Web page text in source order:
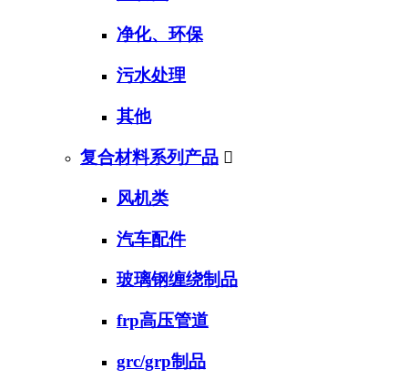
净化、环保
污水处理
其他
复合材料系列产品 
风机类
汽车配件
玻璃钢缠绕制品
frp高压管道
grc/grp制品